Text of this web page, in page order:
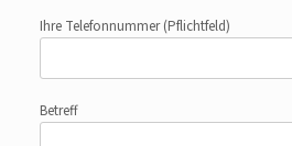
Ihre Telefonnummer(Pflichtfeld)
Betreff